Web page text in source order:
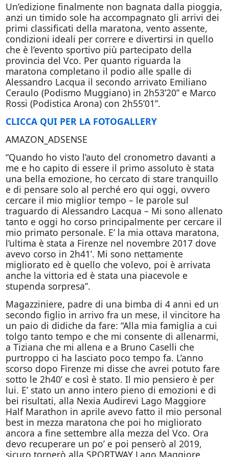
Un’edizione finalmente non bagnata dalla pioggia,
anzi un timido sole ha accompagnato gli arrivi dei
primi classificati della maratona, vento assente,
condizioni ideali per correre e divertirsi in quello
che è l’evento sportivo più partecipato della
provincia del Vco. Per quanto riguarda la
maratona completano il podio alle spalle di
Alessandro Lacqua il secondo arrivato Emiliano
Ceraulo (Podismo Muggiano) in 2h53’20” e Marco
Rossi (Podistica Arona) con 2h55’01”.
CLICCA QUI PER LA FOTOGALLERY
AMAZON_ADSENSE
“Quando ho visto l’auto del cronometro davanti a
me e ho capito di essere il primo assoluto è stata
una bella emozione, ho cercato di stare tranquillo
e di pensare solo al perché ero qui oggi, ovvero
cercare il mio miglior tempo – le parole sul
traguardo di Alessandro Lacqua – Mi sono allenato
tanto e oggi ho corso principalmente per cercare il
mio primato personale. E’ la mia ottava maratona,
l’ultima è stata a Firenze nel novembre 2017 dove
avevo corso in 2h41’. Mi sono nettamente
migliorato ed è quello che volevo, poi è arrivata
anche la vittoria ed è stata una piacevole e
stupenda sorpresa”.
Magazziniere, padre di una bimba di 4 anni ed un
secondo figlio in arrivo fra un mese, il vincitore ha
un paio di didiche da fare: “Alla mia famiglia a cui
tolgo tanto tempo e che mi consente di allenarmi,
a Tiziana che mi allena e a Bruno Caselli che
purtroppo ci ha lasciato poco tempo fa. L’anno
scorso dopo Firenze mi disse che avrei potuto fare
sotto le 2h40’ e così è stato. Il mio pensiero è per
lui. E’ stato un anno intero pieno di emozioni e di
bei risultati, alla Nexia Audirevi Lago Maggiore
Half Marathon in aprile avevo fatto il mio personal
best in mezza maratona che poi ho migliorato
ancora a fine settembre alla mezza del Vco. Ora
devo recuperare un po’ e poi penserò al 2019,
sicuro tornerò alla SPORTWAY Lago Maggiore